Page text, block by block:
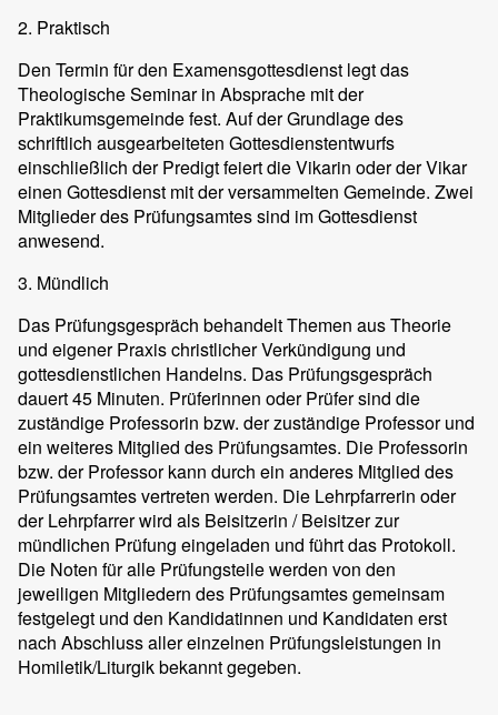
2. Praktisch
Den Termin für den Examensgottesdienst legt das
Theologische Seminar in Absprache mit der
Praktikumsgemeinde fest. Auf der Grundlage des
schriftlich ausgearbeiteten Gottesdienstentwurfs
einschließlich der Predigt feiert die Vikarin oder der Vikar
einen Gottesdienst mit der versammelten Gemeinde. Zwei
Mitglieder des Prüfungsamtes sind im Gottesdienst
anwesend.
3. Mündlich
Das Prüfungsgespräch behandelt Themen aus Theorie
und eigener Praxis christlicher Verkündigung und
gottesdienstlichen Handelns. Das Prüfungsgespräch
dauert 45 Minuten. Prüferinnen oder Prüfer sind die
zuständige Professorin bzw. der zuständige Professor und
ein weiteres Mitglied des Prüfungsamtes. Die Professorin
bzw. der Professor kann durch ein anderes Mitglied des
Prüfungsamtes vertreten werden. Die Lehrpfarrerin oder
der Lehrpfarrer wird als Beisitzerin / Beisitzer zur
mündlichen Prüfung eingeladen und führt das Protokoll.
Die Noten für alle Prüfungsteile werden von den
jeweiligen Mitgliedern des Prüfungsamtes gemeinsam
festgelegt und den Kandidatinnen und Kandidaten erst
nach Abschluss aller einzelnen Prüfungsleistungen in
Homiletik/Liturgik bekannt gegeben.